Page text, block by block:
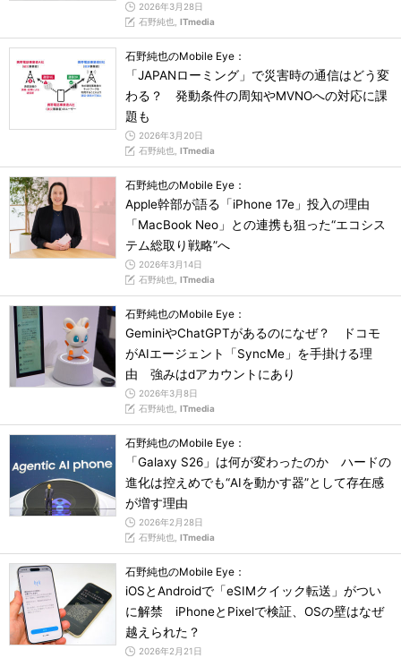
2026年3月28日
石野純也, ITmedia
石野純也のMobile Eye：
「JAPANローミング」で災害時の通信はどう変
わる？ 発動条件の周知やMVNOへの対応に課
題も
2026年3月20日
石野純也, ITmedia
石野純也のMobile Eye：
Apple幹部が語る「iPhone 17e」投入の理由
「MacBook Neo」との連携も狙った“エコシス
テム総取り戦略”へ
2026年3月14日
石野純也, ITmedia
石野純也のMobile Eye：
GeminiやChatGPTがあるのになぜ？ ドコモ
がAIエージェント「SyncMe」を手掛ける理
由 強みはdアカウントにあり
2026年3月8日
石野純也, ITmedia
石野純也のMobile Eye：
「Galaxy S26」は何が変わったのか ハードの
進化は控えめでも“AIを動かす器”として存在感
が増す理由
2026年2月28日
石野純也, ITmedia
石野純也のMobile Eye：
iOSとAndroidで「eSIMクイック転送」がつい
に解禁 iPhoneとPixelで検証、OSの壁はなぜ
越えられた？
2026年2月21日